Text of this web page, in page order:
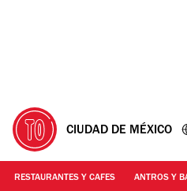
CIUDAD DE MÉXICO
RESTAURANTES Y CAFES ANTROS Y
Foto: María José Cortés